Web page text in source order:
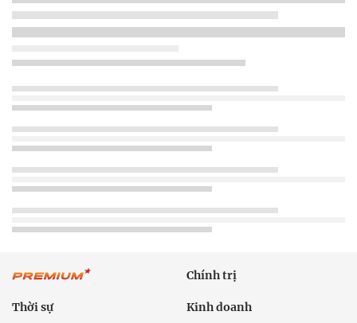
Chính trị
Thời sự Kinh doanh